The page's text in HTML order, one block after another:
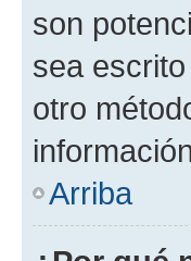
son
sea
otro
Arriba